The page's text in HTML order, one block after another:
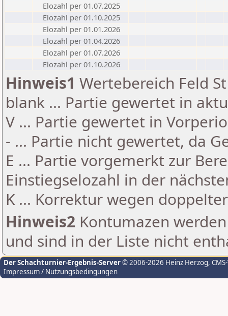
Elozahl per 01.07.2025
Elozahl per 01.10.2025
Elozahl per 01.01.2026
Elozahl per 01.04.2026
Elozahl per 01.07.2026
Elozahl per 01.10.2026
Hinweis1 Wertebereich Feld
blank ... Partie gewertet in
V ... Partie gewertet in
- ... Partie nicht gewertet, da
E ... Partie vorgemerkt zur
Einstiegselozahl in der
K ... Korrektur wegen
Hinweis2 Kontumazen
und sind in der Liste nicht
Der Schachturnier-Ergebnis-Server© 2006-2026 Heinz Herzog,
Impressum / Nutzungsbedingungen